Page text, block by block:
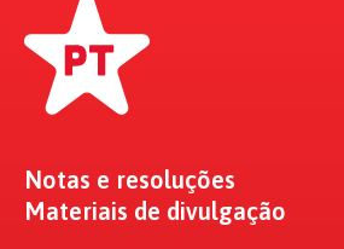
Notas e resoluções
Materiais de divulgação